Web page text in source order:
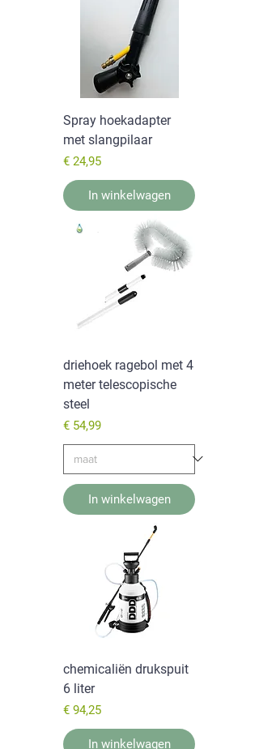
Spray hoekadapter
met slangpilaar
Prijs
€ 24,95
In winkelwagen
driehoek ragebol met 4
meter telescopische
steel
Prijs
€ 54,99
In winkelwagen
chemicaliën drukspuit
6 liter
Prijs
€ 94,25
In winkelwagen